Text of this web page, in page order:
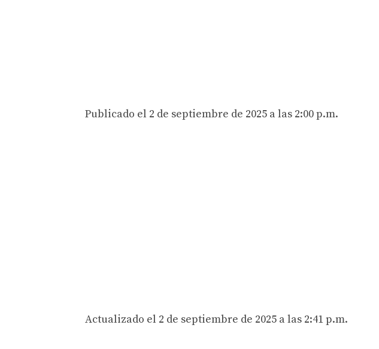
Publicado el 2 de septiembre de 2025 a las 2:00 p.m.
Actualizado el 2 de septiembre de 2025 a las 2:41 p.m.